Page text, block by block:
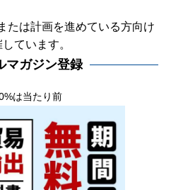
たは計画を進めている方向け
ています。
マガジン登録
は当たり前